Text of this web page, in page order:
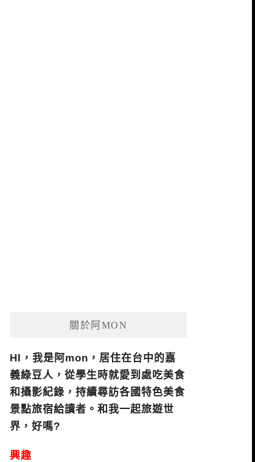
關於阿MON
HI，我是阿mon，居住在台中的嘉
義綠豆人，從學生時就愛到處吃美食
和攝影紀錄，持續尋訪各國特色美食
景點旅宿給讀者。和我一起旅遊世
界，好嗎?
興趣